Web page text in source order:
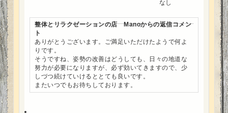
なし
整体とリラクゼーションの店 Manoからの返信コメン
ト
ありがとうございます。ご満足いただけたようで何よ
りです。
そうですね、姿勢の改善はどうしても、日々の地道な
努力が必要になりますが、必ず効いてきますので、少
しづつ続けていけるととても良いです。
またいつでもお待ちしております。